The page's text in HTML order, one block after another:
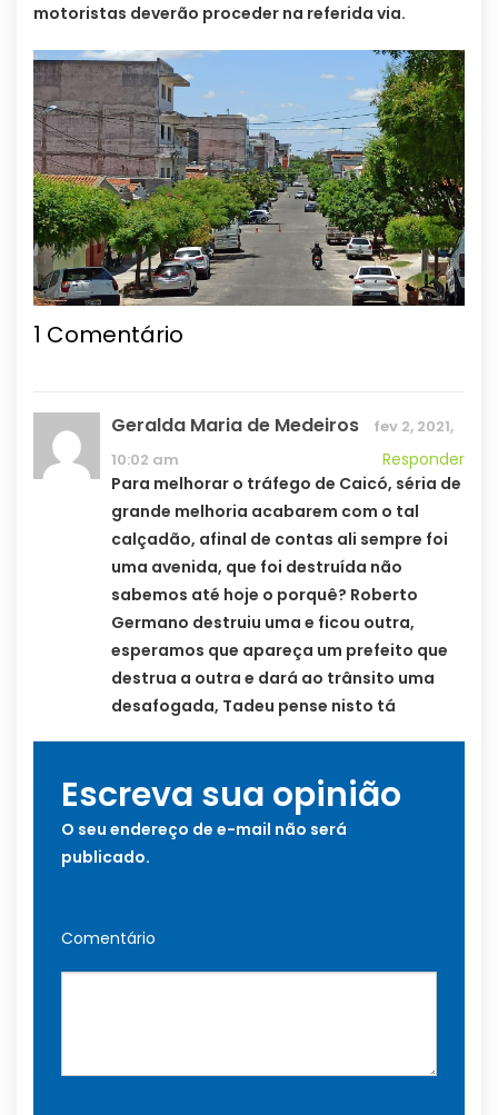
motoristas deverão proceder na referida via.
1 Comentário
Geralda Maria de Medeiros
fev 2, 2021,
10:02 am
Responder
Para melhorar o tráfego de Caicó, séria de
grande melhoria acabarem com o tal
calçadão, afinal de contas ali sempre foi
uma avenida, que foi destruída não
sabemos até hoje o porquê? Roberto
Germano destruiu uma e ficou outra,
esperamos que apareça um prefeito que
destrua a outra e dará ao trânsito uma
desafogada, Tadeu pense nisto tá
Escreva sua opinião
O seu endereço de e-mail não será
publicado.
Comentário